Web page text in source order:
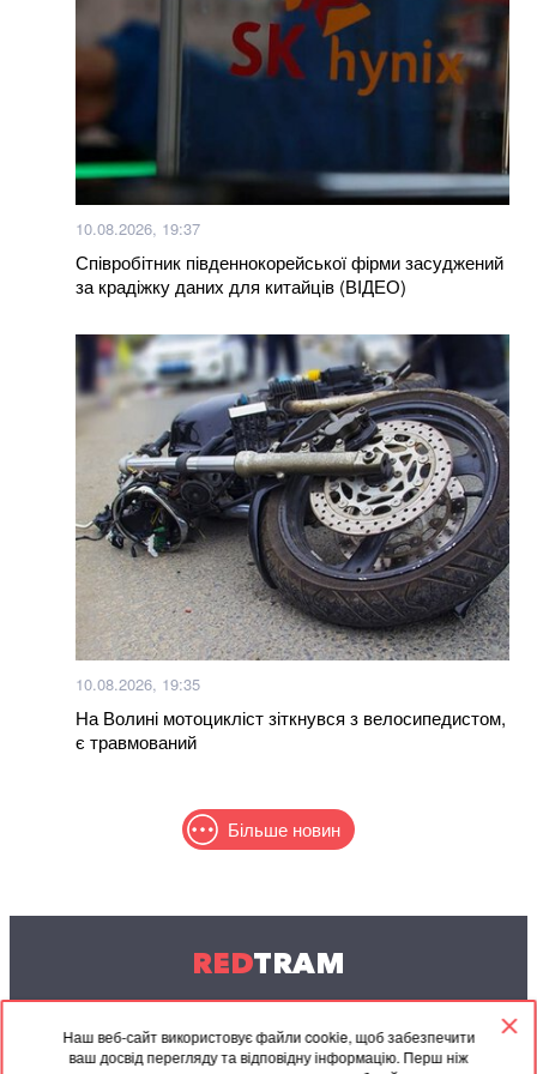
Наш веб-сайт використовує файли cookie, щоб забезпечити
ваш досвід перегляду та відповідну інформацію. Перш ніж
10.08.2026, 19:37
Співробітник південнокорейської фірми засуджений
за крадіжку даних для китайців (ВІДЕО)
10.08.2026, 19:35
На Волині мотоцикліст зіткнувся з велосипедистом,
є травмований
Більше новин
REDTRAM
© 2004-2026 Redtram, Ltd.